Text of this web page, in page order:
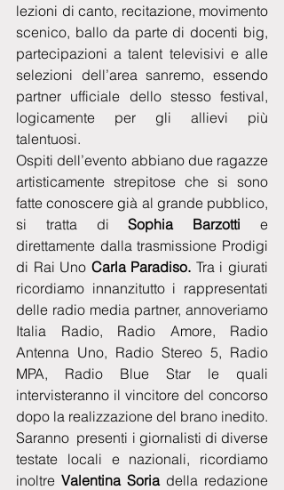
lezioni di canto, recitazione, movimento
scenico, ballo da parte di docenti big,
partecipazioni a talent televisivi e alle
selezioni dell’area sanremo, essendo
partner ufficiale dello stesso festival,
logicamente per gli allievi più
talentuosi.
Ospiti dell’evento abbiano due ragazze
artisticamente strepitose che si sono
fatte conoscere già al grande pubblico,
si tratta di Sophia Barzotti e
direttamente dalla trasmissione Prodigi
di Rai Uno Carla Paradiso. Tra i giurati
ricordiamo innanzitutto i rappresentati
delle radio media partner, annoveriamo
Italia Radio, Radio Amore, Radio
Antenna Uno, Radio Stereo 5, Radio
MPA, Radio Blue Star le quali
intervisteranno il vincitore del concorso
dopo la realizzazione del brano inedito.
Saranno  presenti i giornalisti di diverse
testate locali e nazionali, ricordiamo
inoltre Valentina Soria della redazione